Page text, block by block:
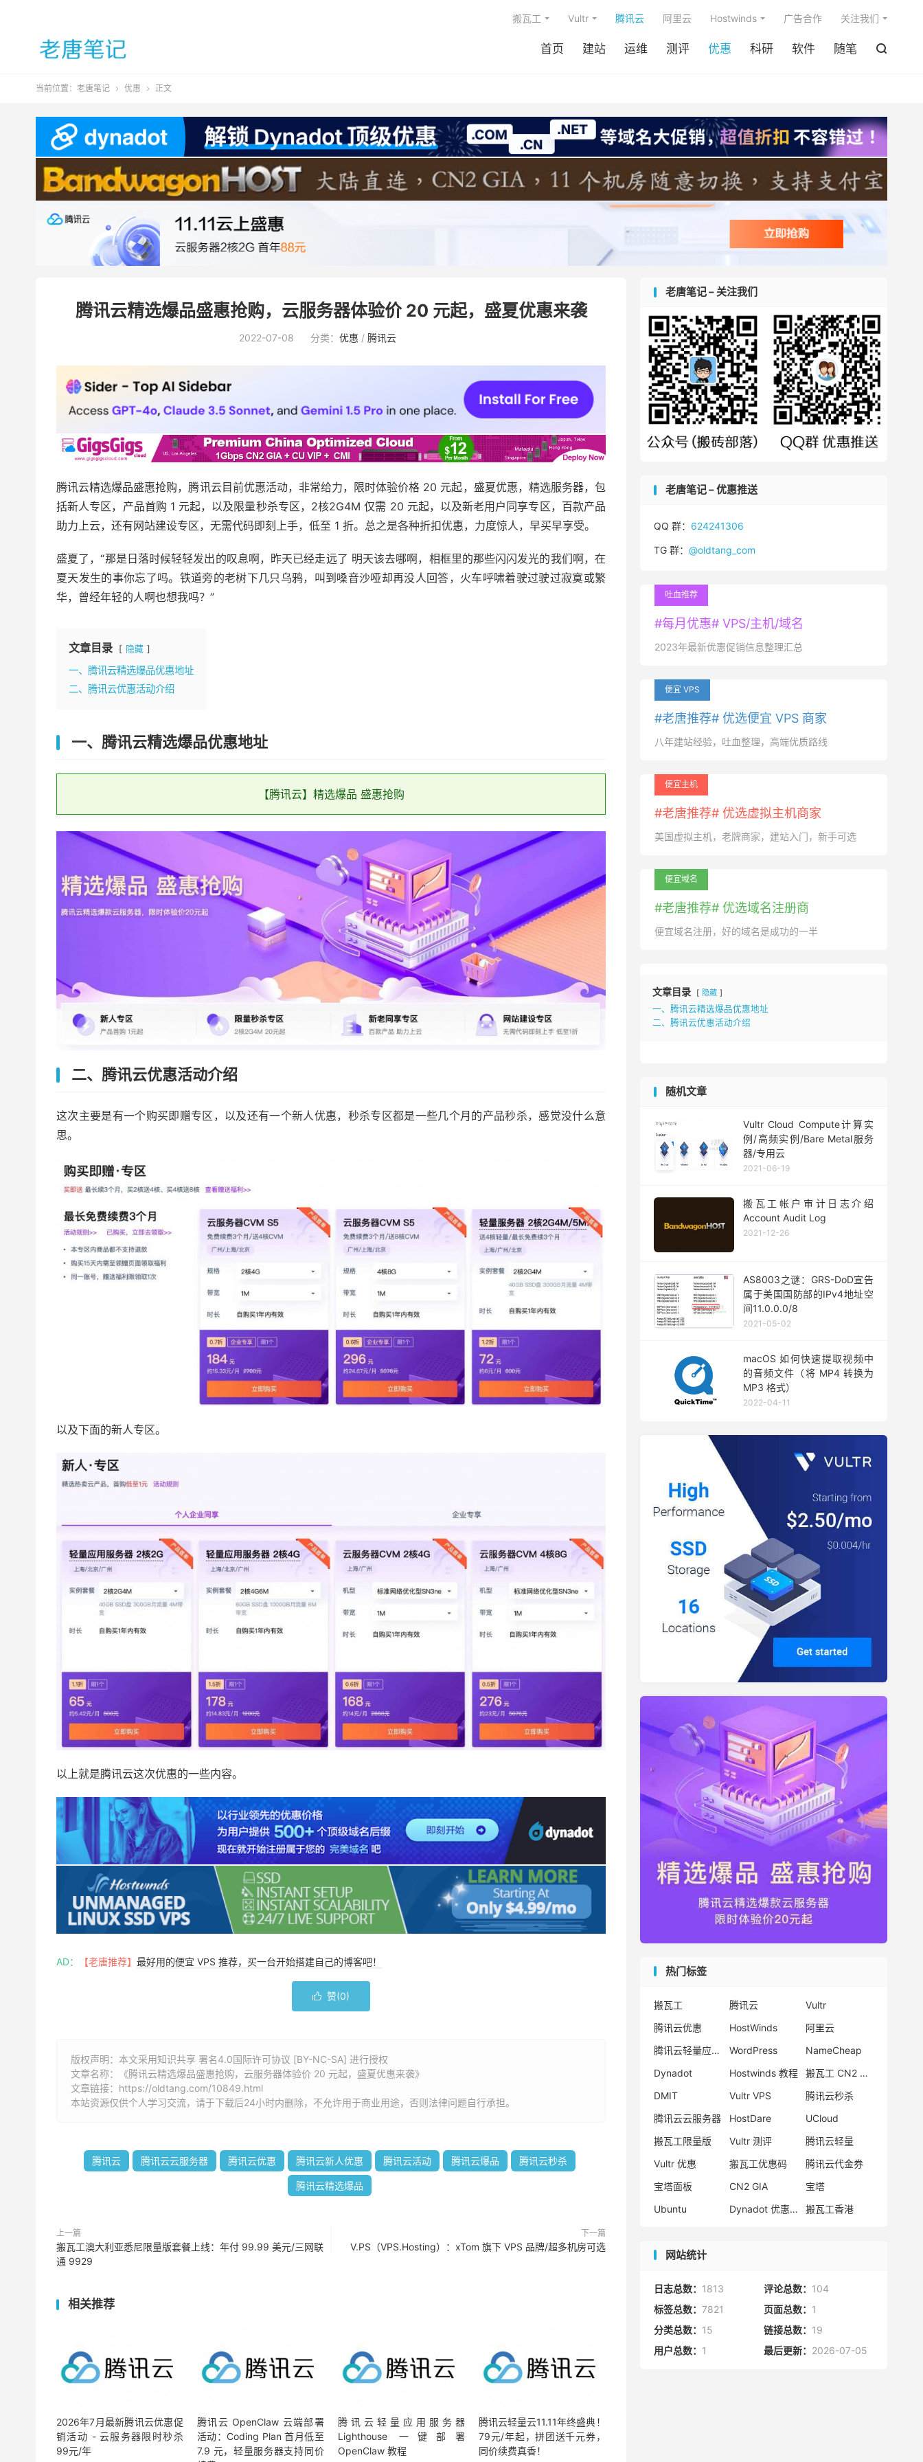
首页 建站 运维 测评 优惠 科研 软件 随笔 
搬瓦工 Vultr 腾讯云 阿里云 Hostwinds 广告合作 关注我们
当前位置： 老唐笔记  优惠  正文
腾讯云精选爆品盛惠抢购，云服务器体验价 20 元起，盛夏优惠来袭
2022-07-08 分类： 优惠 / 腾讯云
腾讯云精选爆品盛惠抢购，腾讯云目前优惠活动，非常给力，限时体验价格 20 元起，盛夏优惠，精选服务器，包
括新人专区，产品首购 1 元起，以及限量秒杀专区，2核2G4M 仅需 20 元起，以及新老用户同享专区，百款产品
助力上云，还有网站建设专区，无需代码即刻上手，低至 1 折。总之是各种折扣优惠，力度惊人，早买早享受。
盛夏了，“那是日落时候轻轻发出的叹息啊，昨天已经走远了 明天该去哪啊，相框里的那些闪闪发光的我们啊，在
夏天发生的事你忘了吗。铁道旁的老树下几只乌鸦，叫到嗓音沙哑却再没人回答，火车呼啸着驶过驶过寂寞或繁
华，曾经年轻的人啊也想我吗？”
文章目录 隐藏
一、腾讯云精选爆品优惠地址
二、腾讯云优惠活动介绍
一、腾讯云精选爆品优惠地址
【腾讯云】精选爆品 盛惠抢购
二、腾讯云优惠活动介绍
这次主要是有一个购买即赠专区，以及还有一个新人优惠，秒杀专区都是一些几个月的产品秒杀，感觉没什么意
思。
以及下面的新人专区。
以上就是腾讯云这次优惠的一些内容。
AD： 【老唐推荐】 最好用的便宜 VPS 推荐，买一台开始搭建自己的博客吧！
 赞(0)
版权声明：本文采用知识共享 署名4.0国际许可协议 [BY-NC-SA] 进行授权
文章名称：《腾讯云精选爆品盛惠抢购，云服务器体验价 20 元起，盛夏优惠来袭》
文章链接： https://oldtang.com/10849.html
本站资源仅供个人学习交流，请于下载后24小时内删除，不允许用于商业用途，否则法律问题自行承担。
腾讯云 腾讯云云服务器 腾讯云优惠 腾讯云新人优惠 腾讯云活动 腾讯云爆品 腾讯云秒杀
腾讯云精选爆品
上一篇
搬瓦工澳大利亚悉尼限量版套餐上线：年付 99.99 美元/三网联
通 9929
下一篇
V.PS（VPS.Hosting）：xTom 旗下 VPS 品牌/超多机房可选
相关推荐
2026年7月最新腾讯云优惠促
销活动 - 云服务器限时秒杀
99元/年
腾讯云 OpenClaw 云端部署
活动：Coding Plan 首月低至
7.9 元，轻量服务器支持同价
腾讯云轻量应用服务器
Lighthouse 一键部署
OpenClaw 教程
腾讯云轻量云11.11年终盛典！
79元/年起，拼团送千元券，
同价续费真香！
老唐笔记 – 关注我们
老唐笔记 – 优惠推送
QQ 群： 624241306
TG 群： @oldtang_com
吐血推荐
#每月优惠# VPS/主机/域名
2023年最新优惠促销信息整理汇总
便宜 VPS
#老唐推荐# 优选便宜 VPS 商家
八年建站经验，吐血整理，高端优质路线
便宜主机
#老唐推荐# 优选虚拟主机商家
美国虚拟主机，老牌商家，建站入门，新手可选
便宜域名
#老唐推荐# 优选域名注册商
便宜域名注册，好的域名是成功的一半
文章目录 隐藏
一、腾讯云精选爆品优惠地址
二、腾讯云优惠活动介绍
随机文章
Vultr Cloud Compute计算实
例/高频实例/Bare Metal服务
器/专用云
2021-06-19
搬瓦工帐户审计日志介绍
Account Audit Log
2021-12-26
AS8003之谜：GRS-DoD宣告
属于美国国防部的IPv4地址空
间11.0.0.0/8
2021-05-02
macOS 如何快速提取视频中
的音频文件（将 MP4 转换为
MP3 格式）
2022-04-11
热门标签
搬瓦工 腾讯云
Vultr
腾讯云优惠
HostWinds
阿里云
腾讯云轻量应用服务器
WordPress
NameCheap
Dynadot
Hostwinds 教程
搬瓦工 CN2 GIA
DMIT
Vultr VPS
腾讯云秒杀
腾讯云云服务器
HostDare
UCloud
搬瓦工限量版
Vultr 测评
腾讯云轻量
Vultr 优惠
搬瓦工优惠码
腾讯云代金券
宝塔面板
CN2 GIA
宝塔
Ubuntu
Dynadot 优惠码 搬瓦工香港
网站统计
日志总数： 1813 评论总数： 104
标签总数： 7821 页面总数： 1
分类总数： 15 链接总数： 19
用户总数： 1 最后更新： 2026-07-05